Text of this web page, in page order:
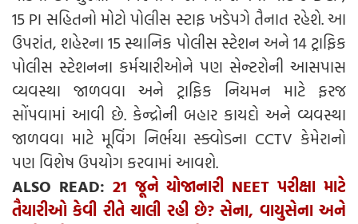
15 PI સહિતનો મોટો પોલીસ સ્ટાફ ખડેપગે તૈનાત રહેશે. આ
ઉપરાંત, શહેરના 15 સ્થાનિક પોલીસ સ્ટેશન અને 14 ટ્રાફિક
પોલીસ સ્ટેશનના કર્મચારીઓને પણ સેન્ટરોની આસપાસ
વ્યવસ્થા જાળવવા અને ટ્રાફિક નિયમન માટે ફરજ
સોંપવામાં આવી છે. કેન્દ્રોની બહાર કાયદો અને વ્યવસ્થા
જાળવવા માટે મૂવિંગ નિર્ભયા સ્ક્વોડના CCTV કેમેરાનો
પણ વિશેષ ઉપયોગ કરવામાં આવશે.
ALSO READ: 21 જૂને યોજાનારી NEET પરીક્ષા માટે
તૈયારીઓ કેવી રીતે ચાલી રહી છે? સેના, વાયુસેના અને